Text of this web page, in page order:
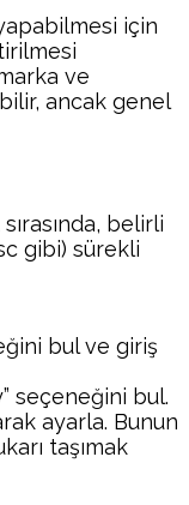
için
ve
ancak genel
belirli
gibi) sürekli
bul ve giriş
seçeneğini bul.
ayarla. Bunun
taşımak